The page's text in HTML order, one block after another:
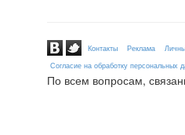
Контакты Реклама
Согласие на обработку персональных
По всем вопросам,